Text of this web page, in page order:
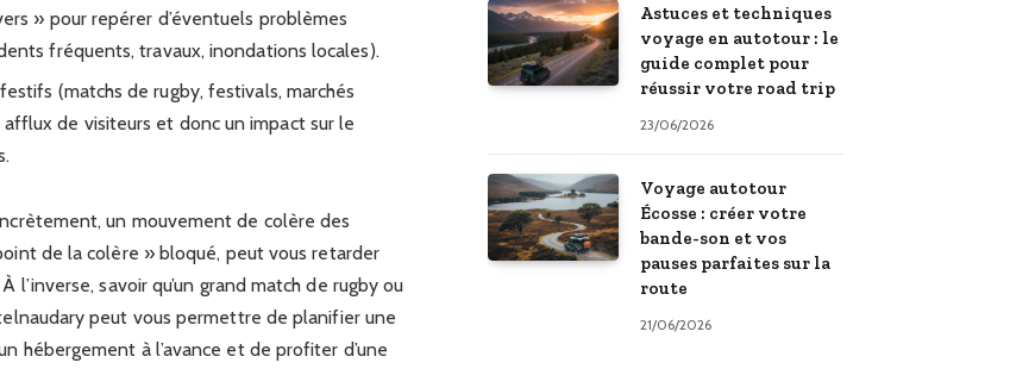
» pour repérer d’éventuels problèmes
fréquents, travaux, inondations locales).
(matchs de rugby, festivals, marchés
de visiteurs et donc un impact sur le
un mouvement de colère des
de la colère » bloqué, peut vous retarder
l’inverse, savoir qu’un grand match de rugby ou
peut vous permettre de planifier une
hébergement à l’avance et de profiter d’une
Astuces et techniques
voyage en autotour : le
guide complet pour
réussir votre road trip
23/06/2026
Voyage autotour
Écosse : créer votre
bande-son et vos
pauses parfaites sur la
route
21/06/2026